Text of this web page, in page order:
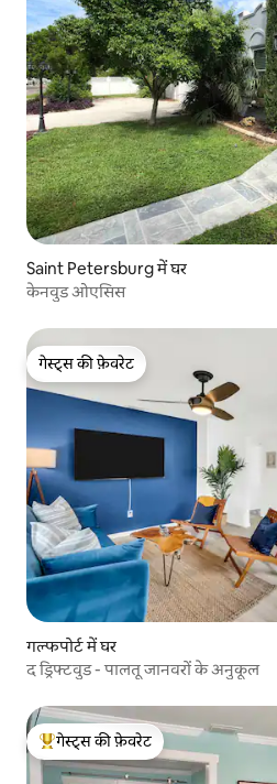
Saint Petersburg में घर
केनवुड ओएसिस
गेस्ट्स की फ़ेवरेट
गेस्ट्स की फ़ेवरेट
गल्फपोर्ट में घर
द ड्रिफ्टवुड - पालतू जानवरों के अनुकूल
गेस्ट्स का टॉप फ़ेवरेट
गेस्ट्स की फ़ेवरेट